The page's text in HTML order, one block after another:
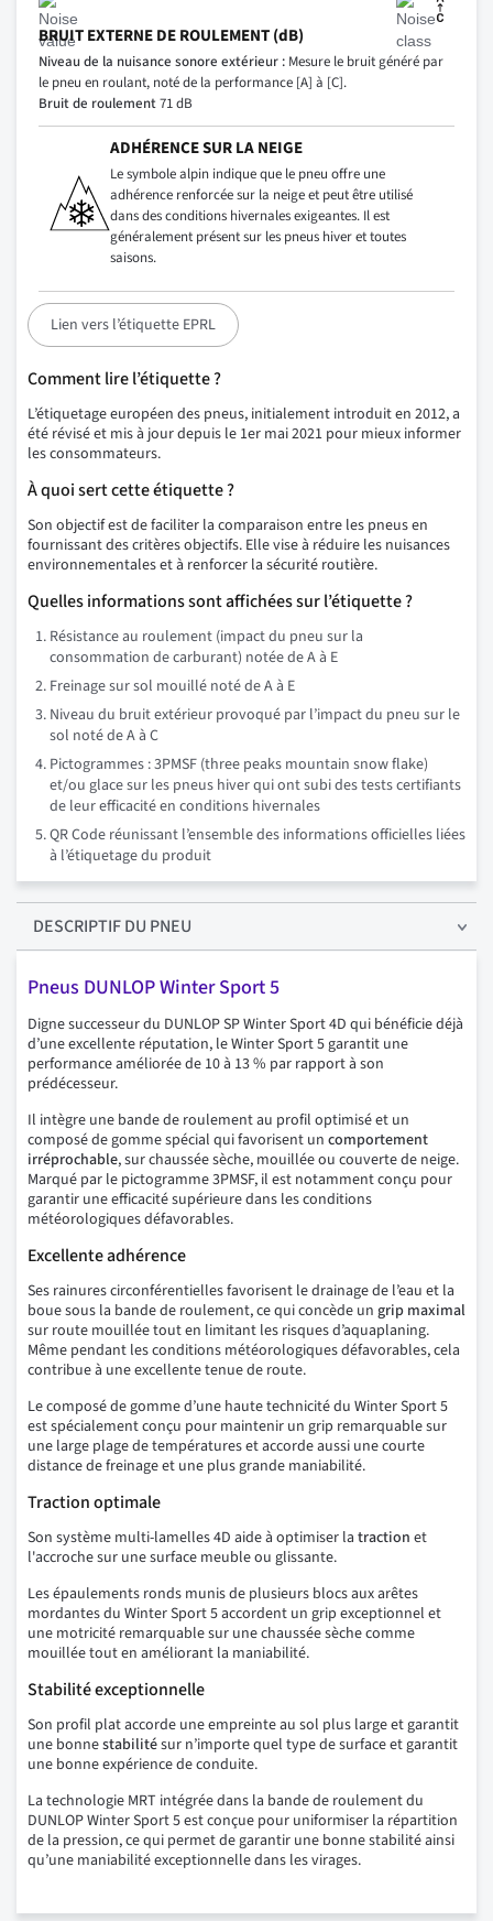
BRUIT EXTERNE DE ROULEMENT (dB)
Niveau de la nuisance sonore extérieur : Mesure le bruit généré par
le pneu en roulant, noté de la performance [A] à [C].
Bruit de roulement71 dB
ADHÉRENCE SUR LA NEIGE
Le symbole alpin indique que le pneu offre une
adhérence renforcée sur la neige et peut être utilisé
dans des conditions hivernales exigeantes. Il est
généralement présent sur les pneus hiver et toutes
saisons.
Lien vers l’étiquette EPRL
Comment lire l’étiquette ?
L’étiquetage européen des pneus, initialement introduit en 2012, a
été révisé et mis à jour depuis le 1er mai 2021 pour mieux informer
les consommateurs.
À quoi sert cette étiquette ?
Son objectif est de faciliter la comparaison entre les pneus en
fournissant des critères objectifs. Elle vise à réduire les nuisances
environnementales et à renforcer la sécurité routière.
Quelles informations sont affichées sur l’étiquette ?
Résistance au roulement (impact du pneu sur la
consommation de carburant) notée de A à E
Freinage sur sol mouillé noté de A à E
Niveau du bruit extérieur provoqué par l’impact du pneu sur le
sol noté de A à C
Pictogrammes : 3PMSF (three peaks mountain snow flake)
et/ou glace sur les pneus hiver qui ont subi des tests certifiants
de leur efficacité en conditions hivernales
QR Code réunissant l’ensemble des informations officielles liées
à l’étiquetage du produit
DESCRIPTIFDU PNEU
Pneus DUNLOP Winter Sport 5
Digne successeur du DUNLOP SP Winter Sport 4D qui bénéficie déjà
d’une excellente réputation, le Winter Sport 5 garantit une
performance améliorée de 10 à 13 % par rapport à son
prédécesseur.
Il intègre une bande de roulement au profil optimisé et un
composé de gomme spécial qui favorisent un comportement
irréprochable, sur chaussée sèche, mouillée ou couverte de neige.
Marqué par le pictogramme 3PMSF, il est notamment conçu pour
garantir une efficacité supérieure dans les conditions
météorologiques défavorables.
Excellente adhérence
Ses rainures circonférentielles favorisent le drainage de l’eau et la
boue sous la bande de roulement, ce qui concède un grip maximal
sur route mouillée tout en limitant les risques d’aquaplaning.
Même pendant les conditions météorologiques défavorables, cela
contribue à une excellente tenue de route.
Le composé de gomme d’une haute technicité du Winter Sport 5
est spécialement conçu pour maintenir un grip remarquable sur
une large plage de températures et accorde aussi une courte
distance de freinage et une plus grande maniabilité.
Traction optimale
Son système multi-lamelles 4D aide à optimiser la traction et
l'accroche sur une surface meuble ou glissante.
Les épaulements ronds munis de plusieurs blocs aux arêtes
mordantes du Winter Sport 5 accordent un grip exceptionnel et
une motricité remarquable sur une chaussée sèche comme
mouillée tout en améliorant la maniabilité.
Stabilité exceptionnelle
Son profil plat accorde une empreinte au sol plus large et garantit
une bonnestabilitésur n’importe quel type de surface et garantit
une bonne expérience de conduite.
La technologie MRT intégrée dans la bande de roulement du
DUNLOP Winter Sport 5 est conçue pour uniformiser la répartition
de la pression, ce qui permet de garantir une bonne stabilité ainsi
qu’une maniabilité exceptionnelle dans les virages.